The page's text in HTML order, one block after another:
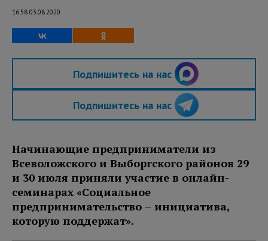
16:58 03.08.2020
Подпишитесь на нас
Подпишитесь на нас
Начинающие предприниматели из
Всеволожского и Выборгского районов 29
и 30 июля приняли участие в онлайн-
семинарах «Социальное
предпринимательство – инициатива,
которую поддержат».